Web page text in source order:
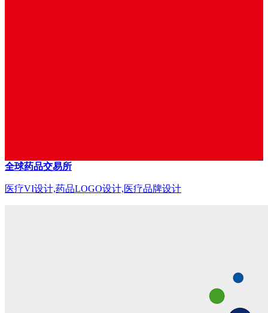
全球药品交易所
医疗VI设计,药品LOGO设计,医疗品牌设计